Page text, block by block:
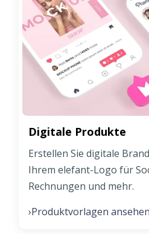
Digitale Produkte
Erstellen Sie digitale
Ihrem elefant-Logo für
Rechnungen und mehr.
›Produktvorlagen ansehen